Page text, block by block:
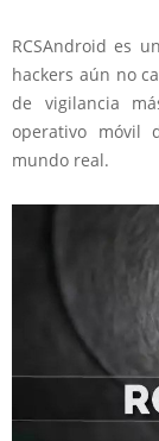
RCSAndroid es
hackers aún no
de vigilancia
operativo móvil
mundo real.